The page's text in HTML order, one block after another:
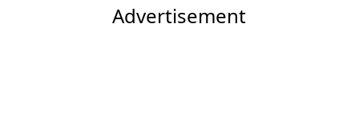
Advertisement